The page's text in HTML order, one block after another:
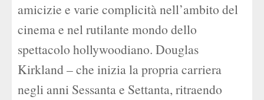
amicizie e varie complicità nell’ambito del
cinema e nel rutilante mondo dello
spettacolo hollywoodiano. Douglas
Kirkland – che inizia la propria carriera
negli anni Sessanta e Settanta, ritraendo